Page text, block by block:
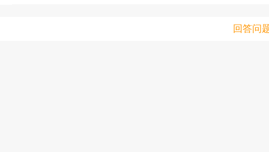
回答问